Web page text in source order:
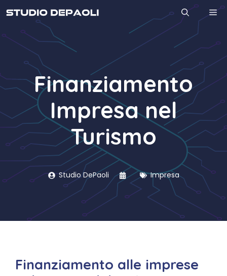
al
contenuto
Finanziamento
Impresa nel
Turismo
Studio DePaoli Impresa
Finanziamento alle imprese